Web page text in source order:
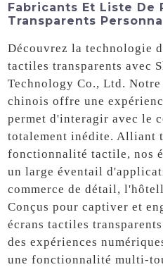
Fabricants Et Liste De
Transparents
Découvrez la technologie
tactiles transparents avec
Technology Co., Ltd.
chinois offre une
permet d'interagir avec le
totalement inédite. Alliant
fonctionnalité tactile, nos
un large éventail
commerce de détail,
Conçus pour captiver et
écrans tactiles
des expériences
une fonctionnalité multi-